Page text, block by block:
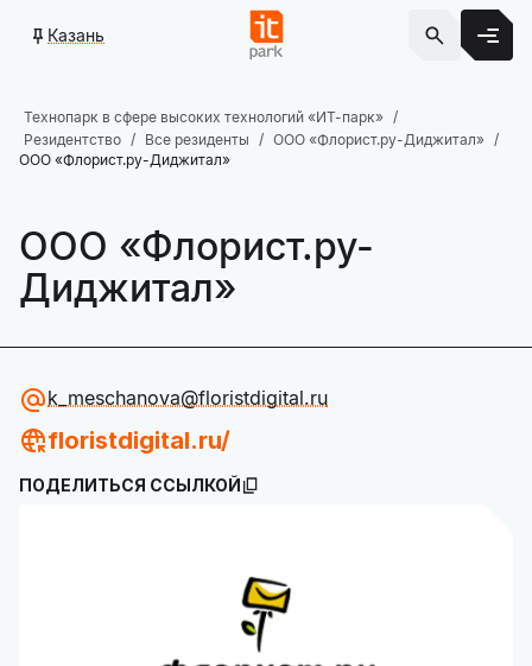
Казань
Технопарк в сфере высоких технологий «ИТ-парк»
Резидентство
Все резиденты
ООО «Флорист.ру-Диджитал»
ООО «Флорист.ру-Диджитал»
ООО «Флорист.ру-
Диджитал»
k_meschanova@floristdigital.ru
floristdigital.ru/
ПОДЕЛИТЬСЯ ССЫЛКОЙ